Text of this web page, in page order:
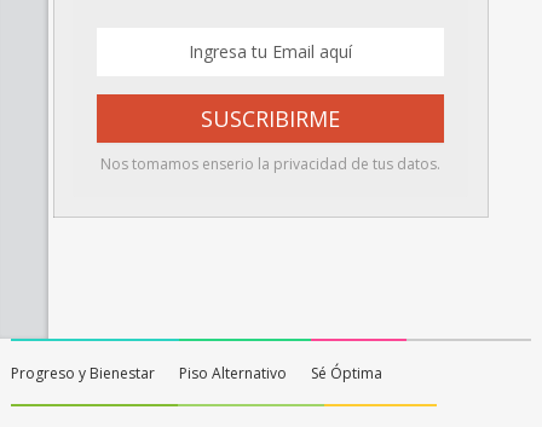
Nos tomamos enserio la privacidad de tus datos.
Progreso y Bienestar Piso Alternativo Sé Óptima